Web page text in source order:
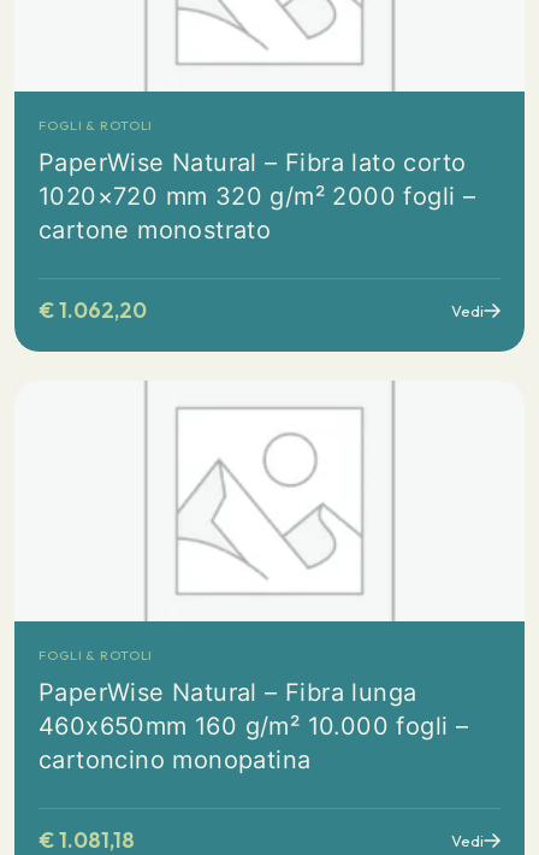
FOGLI & ROTOLI
PaperWise Natural – Fibra lato corto
1020×720 mm 320 g/m² 2000 fogli –
cartone monostrato
€1.062,20 Vedi
FOGLI & ROTOLI
PaperWise Natural – Fibra lunga
460x650mm 160 g/m² 10.000 fogli –
cartoncino monopatina
€1.081,18 Vedi